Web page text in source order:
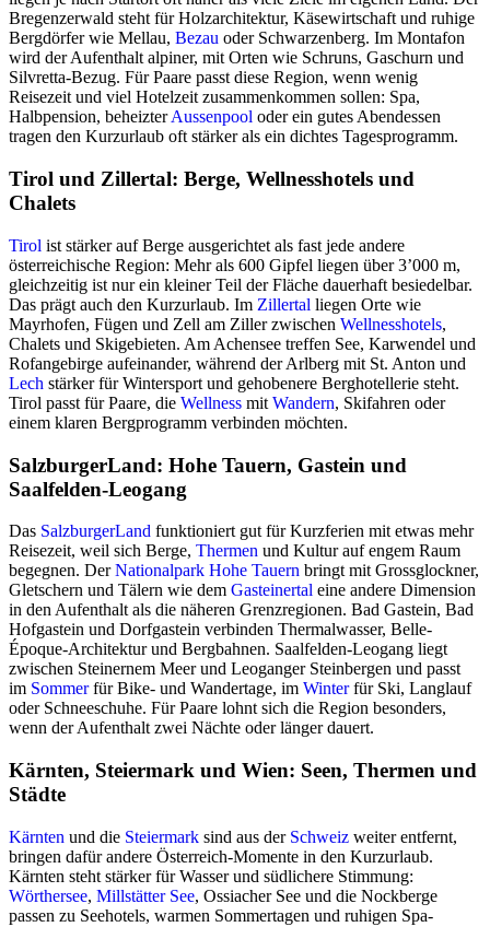
Bregenzerwald steht für Holzarchitektur, Käsewirtschaft und ruhige
Bergdörfer wie Mellau, Bezau oder Schwarzenberg. Im Montafon
wird der Aufenthalt alpiner, mit Orten wie Schruns, Gaschurn und
Silvretta-Bezug. Für Paare passt diese Region, wenn wenig
Reisezeit und viel Hotelzeit zusammenkommen sollen: Spa,
Halbpension, beheizterAussenpool oder ein gutes Abendessen
tragen den Kurzurlaub oft stärker als ein dichtes Tagesprogramm.
Tirol und Zillertal: Berge, Wellnesshotels und
Chalets
Tirol ist stärker auf Berge ausgerichtet als fast jede andere
österreichische Region: Mehr als 600 Gipfel liegen über 3’000 m,
gleichzeitig ist nur ein kleiner Teil der Fläche dauerhaft besiedelbar.
Das prägt auch den Kurzurlaub. Im Zillertal liegen Orte wie
Mayrhofen, Fügen und Zell am Ziller zwischen Wellnesshotels,
Chalets und Skigebieten. Am Achensee treffen See, Karwendel und
Rofangebirge aufeinander, während der Arlberg mit St. Anton und
Lech stärker für Wintersport und gehobenere Berghotellerie steht.
Tirol passt für Paare, die Wellness mit Wandern, Skifahren oder
einem klaren Bergprogramm verbinden möchten.
SalzburgerLand: Hohe Tauern, Gastein und
Saalfelden-Leogang
Das SalzburgerLand funktioniert gut für Kurzferien mit etwas mehr
Reisezeit, weil sich Berge, Thermen und Kultur auf engem Raum
begegnen. DerNationalpark Hohe Tauern bringt mit Grossglockner,
Gletschern und Tälern wie dem Gasteinertal eine andere Dimension
in den Aufenthalt als die näheren Grenzregionen. Bad Gastein, Bad
Hofgastein und Dorfgastein verbinden Thermalwasser, Belle-
Époque-Architektur und Bergbahnen. Saalfelden-Leogang liegt
zwischen Steinernem Meer und Leoganger Steinbergen und passt
im Sommerfür Bike- und Wandertage, im Winterfür Ski, Langlauf
oder Schneeschuhe. Für Paare lohnt sich die Region besonders,
wenn der Aufenthalt zwei Nächte oder länger dauert.
Kärnten, Steiermark und Wien: Seen, Thermen und
Städte
Kärnten und die Steiermark sind aus der Schweiz weiter entfernt,
bringen dafür andere Österreich-Momente in den Kurzurlaub.
Kärnten steht stärker für Wasser und südlichere Stimmung:
Wörthersee, Millstätter See, Ossiacher See und die Nockberge
passen zu Seehotels, warmen Sommertagen und ruhigen Spa-